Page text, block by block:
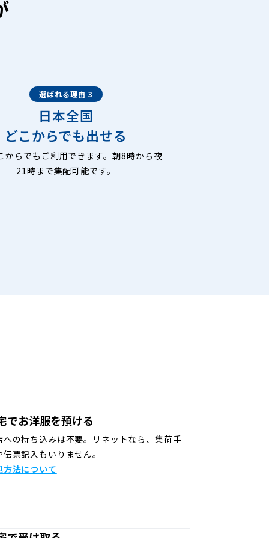
選ばれる理由 3
日本全国
どこからでも出せる
からでもご利用できます。朝8時から夜
21時まで集配可能です。
でお洋服を預ける
への持ち込みは不要。リネットなら、集荷手
伝票記入もいりません。
方法について